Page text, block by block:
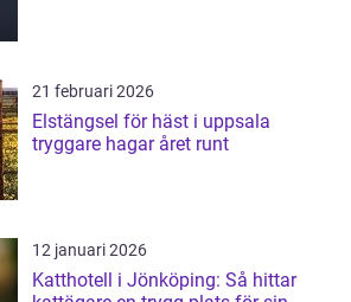
21 februari 2026
Elstängsel för häst i uppsala
tryggare hagar året runt
12 januari 2026
Katthotell i Jönköping: Så hittar